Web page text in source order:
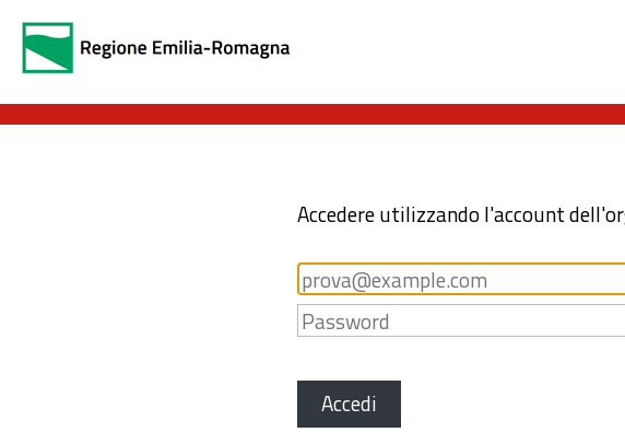
Accedere utilizzando l'account
Accedi